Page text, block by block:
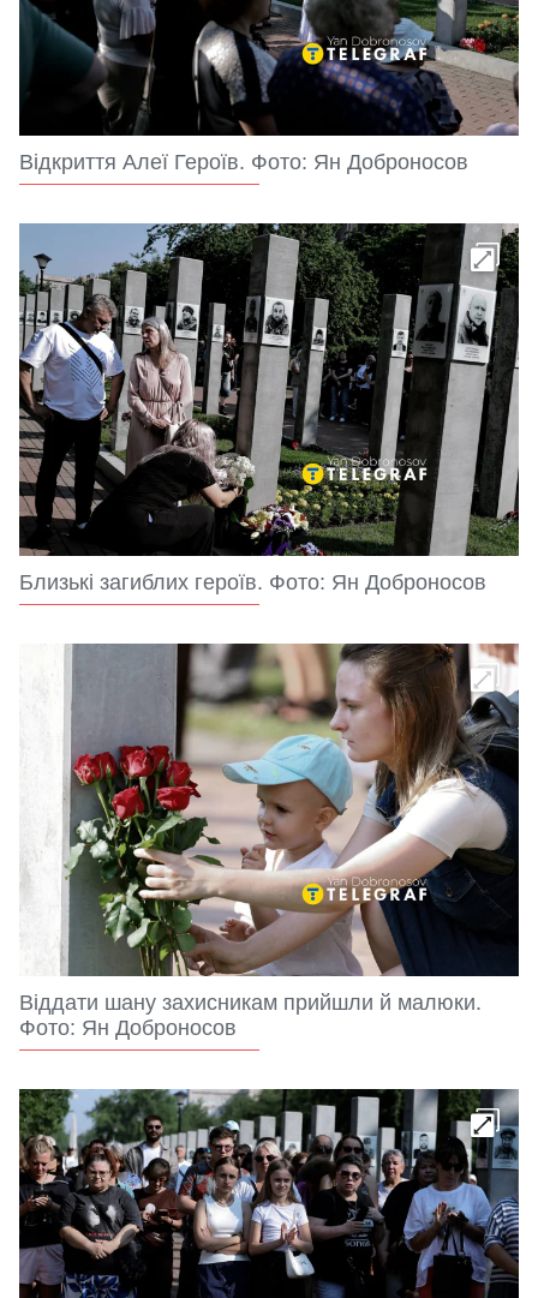
Відкриття Алеї Героїв. Фото: Ян Доброносов
Близькі загиблих героїв. Фото: Ян Доброносов
Віддати шану захисникам прийшли й малюки.
Фото: Ян Доброносов